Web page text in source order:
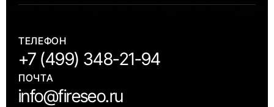
ТЕЛЕФОН
+7 (499) 348-21-94
ПОЧТА
info@fireseo.ru